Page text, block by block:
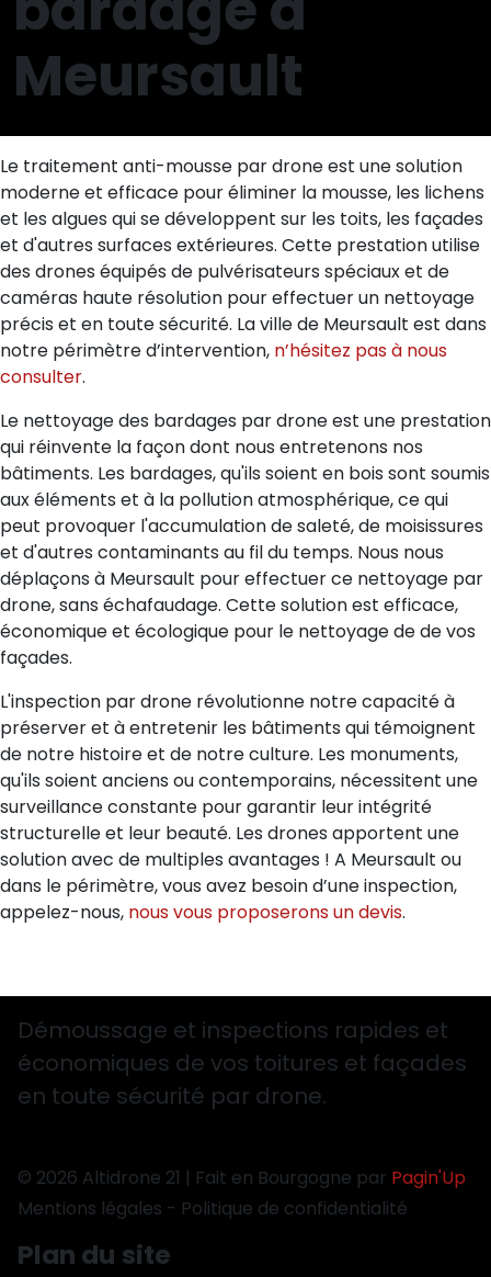
Meursault
Le traitement anti-mousse par drone est une solution
moderne et efficace pour éliminer la mousse, les lichens
et les algues qui se développent sur les toits, les façades
et d'autres surfaces extérieures. Cette prestation utilise
des drones équipés de pulvérisateurs spéciaux et de
caméras haute résolution pour effectuer un nettoyage
précis et en toute sécurité. La ville de Meursault est dans
notre périmètre d’intervention, n’hésitez pas à nous
consulter.
Le nettoyage des bardages par drone est une prestation
qui réinvente la façon dont nous entretenons nos
bâtiments. Les bardages, qu'ils soient en bois sont soumis
aux éléments et à la pollution atmosphérique, ce qui
peut provoquer l'accumulation de saleté, de moisissures
et d'autres contaminants au fil du temps. Nous nous
déplaçons à Meursault pour effectuer ce nettoyage par
drone, sans échafaudage. Cette solution est efficace,
économique et écologique pour le nettoyage de de vos
façades.
L'inspection par drone révolutionne notre capacité à
préserver et à entretenir les bâtiments qui témoignent
de notre histoire et de notre culture. Les monuments,
qu'ils soient anciens ou contemporains, nécessitent une
surveillance constante pour garantir leur intégrité
structurelle et leur beauté. Les drones apportent une
solution avec de multiples avantages ! A Meursault ou
dans le périmètre, vous avez besoin d’une inspection,
appelez-nous, nous vous proposerons un devis.
Démoussage et inspections rapides et
économiques de vos toitures et façades
en toute sécurité par drone.
© 2026 Altidrone 21 | Fait en Bourgogne par Pagin'Up
Mentions légales - Politique de confidentialité
Plan du site